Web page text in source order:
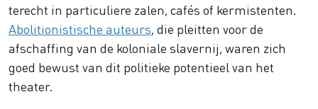
terecht in particuliere zalen, cafés of kermistenten.
Abolitionistische auteurs , die pleitten voor de
afschaffing van de koloniale slavernij, waren zich
goed bewust van dit politieke potentieel van het
theater.